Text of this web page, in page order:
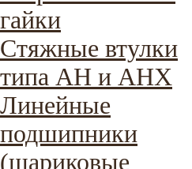
гайки
Стяжные втулки
типа AH и AHX
Линейные
подшипники
(шариковые